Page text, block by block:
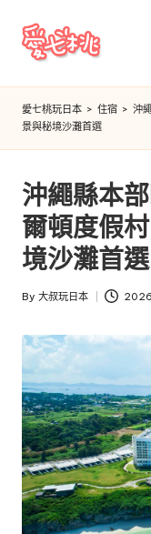
Skip
愛
七
桃
玩
日
本
愛七桃玩日本 > 住宿 > 沖
景與秘境沙灘首選
沖繩縣本
爾頓度假
境沙灘首選
Posted
By 大叔玩日本